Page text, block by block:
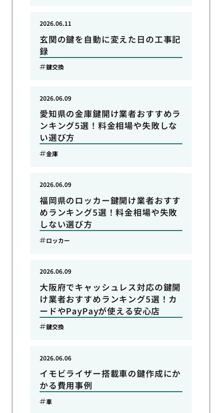
玄関の鍵を自動に変えた日の工事記
録
2026.06.11
鍵交換
愛知県の金庫鍵開け業者おすすめラ
ンキング5選！料金相場や失敗しな
い選び方
2026.06.09
金庫
福岡県のロッカー鍵開け業者おすす
めランキング5選！料金相場や失敗
しない選び方
2026.06.09
ロッカー
大阪府でキャッシュレス対応の鍵開
け業者おすすめランキング5選！カ
ードやPayPayが使える安心店
2026.06.09
鍵交換
イモビライザー搭載車の鍵作成にか
かる費用事例
2026.06.06
車